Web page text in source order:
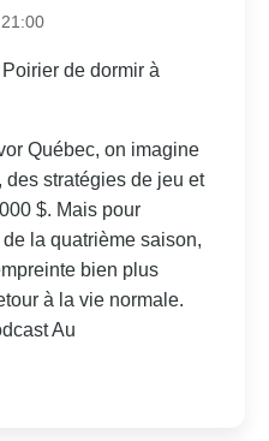
de dormir à
Québec, on imagine
stratégies de jeu et
$. Mais pour
la quatrième saison,
bien plus
à la vie normale.
Au